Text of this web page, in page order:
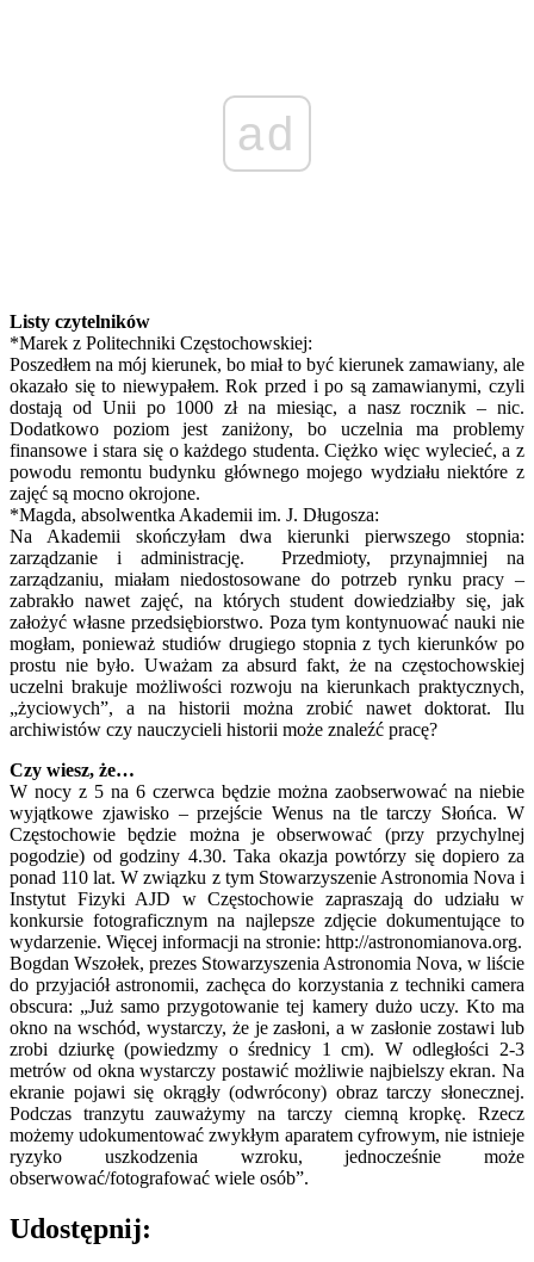
ad
Listy czytelników
*Marek z Politechniki Częstochowskiej:
Poszedłem na mój kierunek, bo miał to być kierunek zamawiany, ale
okazało się to niewypałem. Rok przed i po są zamawianymi, czyli
dostają od Unii po 1000 zł na miesiąc, a nasz rocznik – nic.
Dodatkowo poziom jest zaniżony, bo uczelnia ma problemy
finansowe i stara się o każdego studenta. Ciężko więc wylecieć, a z
powodu remontu budynku głównego mojego wydziału niektóre z
zajęć są mocno okrojone.
*Magda, absolwentka Akademii im. J. Długosza:
Na Akademii skończyłam dwa kierunki pierwszego stopnia:
zarządzanie i administrację. Przedmioty, przynajmniej na
zarządzaniu, miałam niedostosowane do potrzeb rynku pracy –
zabrakło nawet zajęć, na których student dowiedziałby się, jak
założyć własne przedsiębiorstwo. Poza tym kontynuować nauki nie
mogłam, ponieważ studiów drugiego stopnia z tych kierunków po
prostu nie było. Uważam za absurd fakt, że na częstochowskiej
uczelni brakuje możliwości rozwoju na kierunkach praktycznych,
„życiowych”, a na historii można zrobić nawet doktorat. Ilu
archiwistów czy nauczycieli historii może znaleźć pracę?
Czy wiesz, że…
W nocy z 5 na 6 czerwca będzie można zaobserwować na niebie
wyjątkowe zjawisko – przejście Wenus na tle tarczy Słońca. W
Częstochowie będzie można je obserwować (przy przychylnej
pogodzie) od godziny 4.30. Taka okazja powtórzy się dopiero za
ponad 110 lat. W związku z tym Stowarzyszenie Astronomia Nova i
Instytut Fizyki AJD w Częstochowie zapraszają do udziału w
konkursie fotograficznym na najlepsze zdjęcie dokumentujące to
wydarzenie. Więcej informacji na stronie: http://astronomianova.org.
Bogdan Wszołek, prezes Stowarzyszenia Astronomia Nova, w liście
do przyjaciół astronomii, zachęca do korzystania z techniki camera
obscura: „Już samo przygotowanie tej kamery dużo uczy. Kto ma
okno na wschód, wystarczy, że je zasłoni, a w zasłonie zostawi lub
zrobi dziurkę (powiedzmy o średnicy 1 cm). W odległości 2-3
metrów od okna wystarczy postawić możliwie najbielszy ekran. Na
ekranie pojawi się okrągły (odwrócony) obraz tarczy słonecznej.
Podczas tranzytu zauważymy na tarczy ciemną kropkę. Rzecz
możemy udokumentować zwykłym aparatem cyfrowym, nie istnieje
ryzyko uszkodzenia wzroku, jednocześnie może
obserwować/fotografować wiele osób”.
Udostępnij: